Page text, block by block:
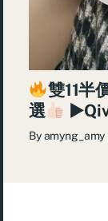
雙11半
選
Byamyng_amy